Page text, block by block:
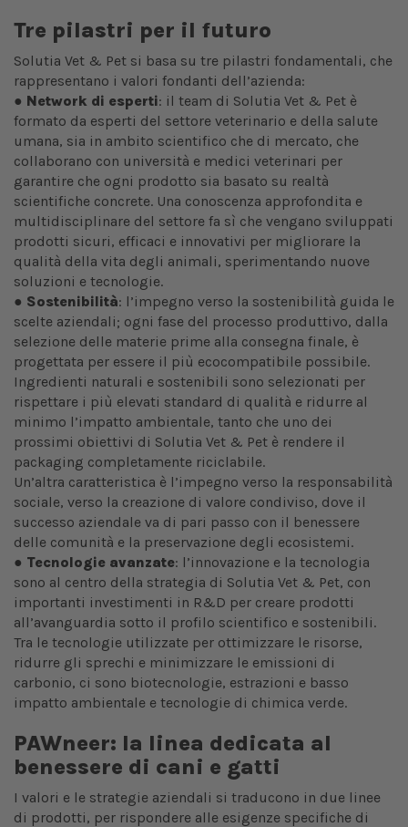
Tre pilastri per il futuro
Solutia Vet & Pet si basa su tre pilastri fondamentali, che
rappresentano i valori fondanti dell’azienda:
● Network di esperti: il team di Solutia Vet & Pet è
formato da esperti del settore veterinario e della salute
umana, sia in ambito scientifico che di mercato, che
collaborano con università e medici veterinari per
garantire che ogni prodotto sia basato su realtà
scientifiche concrete. Una conoscenza approfondita e
multidisciplinare del settore fa sì che vengano sviluppati
prodotti sicuri, efficaci e innovativi per migliorare la
qualità della vita degli animali, sperimentando nuove
soluzioni e tecnologie.
● Sostenibilità: l’impegno verso la sostenibilità guida le
scelte aziendali; ogni fase del processo produttivo, dalla
selezione delle materie prime alla consegna finale, è
progettata per essere il più ecocompatibile possibile.
Ingredienti naturali e sostenibili sono selezionati per
rispettare i più elevati standard di qualità e ridurre al
minimo l’impatto ambientale, tanto che uno dei
prossimi obiettivi di Solutia Vet & Pet è rendere il
packaging completamente riciclabile.
Un’altra caratteristica è l’impegno verso la responsabilità
sociale, verso la creazione di valore condiviso, dove il
successo aziendale va di pari passo con il benessere
delle comunità e la preservazione degli ecosistemi.
● Tecnologie avanzate: l’innovazione e la tecnologia
sono al centro della strategia di Solutia Vet & Pet, con
importanti investimenti in R&D per creare prodotti
all’avanguardia sotto il profilo scientifico e sostenibili.
Tra le tecnologie utilizzate per ottimizzare le risorse,
ridurre gli sprechi e minimizzare le emissioni di
carbonio, ci sono biotecnologie, estrazioni e basso
impatto ambientale e tecnologie di chimica verde.
PAWneer: la linea dedicata al
benessere di cani e gatti
I valori e le strategie aziendali si traducono in due linee
di prodotti, per rispondere alle esigenze specifiche di